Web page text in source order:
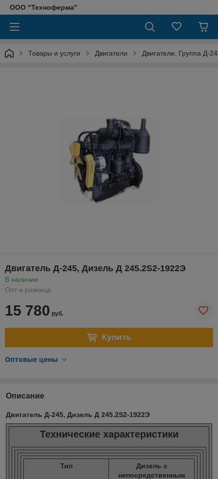
ООО "Техноферма"
Товары и услуги Двигатели Двигатели. Группа Д-
Двигатель Д-245, Дизель Д 245.2S2-1922Э
В наличии
Опт и розница
15 780 руб.
Купить
Оптовые цены
Описание
Двигатель Д-245, Дизель Д 245.2S2-1922Э
Технические характеристики
Тип
Дизель с
непосредственным